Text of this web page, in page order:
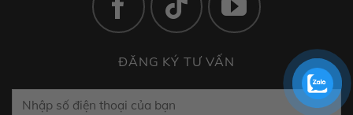
ĐĂNG KÝ TƯ VẤN